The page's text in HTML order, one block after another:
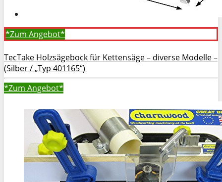
*Zum Angebot*
TecTake Holzsägebock für Kettensäge – diverse Modelle –
(Silber / „Typ 401165“)
*Zum Angebot*